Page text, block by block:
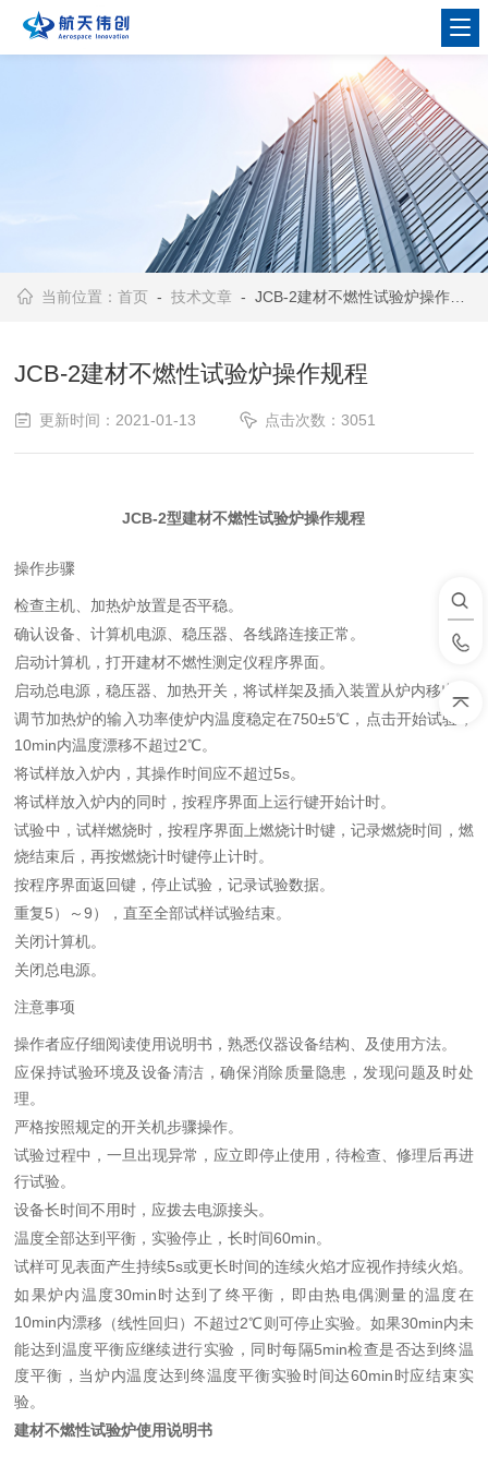
当前位置：首页 -技术文章 - JCB-2建材不燃性试验炉操作规程
JCB-2建材不燃性试验炉操作规程
更新时间：2021-01-13 点击次数：3051
JCB-2型建材不燃性试验炉操作规程
操作步骤
检查主机、加热炉放置是否平稳。
确认设备、计算机电源、稳压器、各线路连接正常。
启动计算机，打开建材不燃性测定仪程序界面。
启动总电源，稳压器、加热开关，将试样架及插入装置从炉内移出。
调节加热炉的输入功率使炉内温度稳定在750±5℃，点击开始试验，
10min内温度漂移不超过2℃。
将试样放入炉内，其操作时间应不超过5s。
将试样放入炉内的同时，按程序界面上运行键开始计时。
试验中，试样燃烧时，按程序界面上燃烧计时键，记录燃烧时间，燃
烧结束后，再按燃烧计时键停止计时。
按程序界面返回键，停止试验，记录试验数据。
重复5）～9），直至全部试样试验结束。
关闭计算机。
关闭总电源。
注意事项
操作者应仔细阅读使用说明书，熟悉仪器设备结构、及使用方法。
应保持试验环境及设备清洁，确保消除质量隐患，发现问题及时处
理。
严格按照规定的开关机步骤操作。
试验过程中，一旦出现异常，应立即停止使用，待检查、修理后再进
行试验。
设备长时间不用时，应拨去电源接头。
温度全部达到平衡，实验停止，长时间60min。
试样可见表面产生持续5s或更长时间的连续火焰才应视作持续火焰。
如果炉内温度30min时达到了终平衡，即由热电偶测量的温度在
10min内漂移（线性回归）不超过2℃则可停止实验。如果30min内未
能达到温度平衡应继续进行实验，同时每隔5min检查是否达到终温
度平衡，当炉内温度达到终温度平衡实验时间达60min时应结束实
验。
建材不燃性试验炉使用说明书